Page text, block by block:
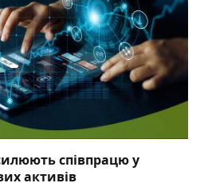
співпрацю у
активів